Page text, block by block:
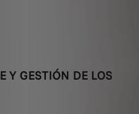
Y GESTIÓN DE LOS